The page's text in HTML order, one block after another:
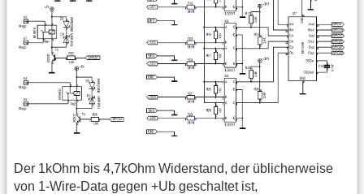
Der 1kOhm bis 4,7kOhm Widerstand, der üblicherweise
von 1-Wire-Data gegen +Ub geschaltet ist,